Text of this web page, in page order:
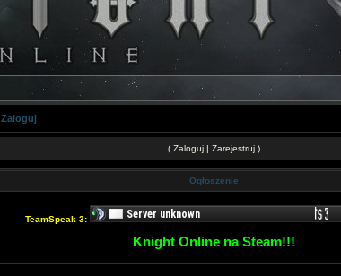
Zaloguj
( Zaloguj| Zarejestruj)
Ogłoszenie
TeamSpeak 3:
Knight Online na Steam!!!